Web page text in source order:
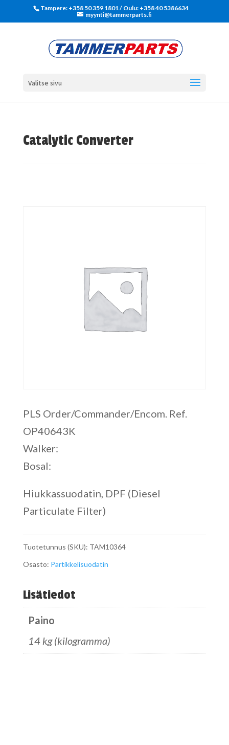
Tampere: +358 50 359 1801‬ / Oulu: +358 40 5386634
myynti@tammerparts.fi
Valitse sivu
Catalytic Converter
PLS Order/Commander/Encom. Ref.
OP40643K
Walker:
Bosal:
Hiukkassuodatin, DPF (Diesel
Particulate Filter)
Tuotetunnus (SKU): TAM10364
Osasto: Partikkelisuodatin
Lisätiedot
Paino
14 kg (kilogramma)